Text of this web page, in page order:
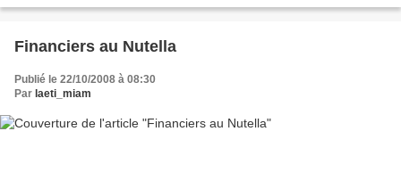
Financiers au Nutella
Publié le 22/10/2008 à 08:30
Par laeti_miam